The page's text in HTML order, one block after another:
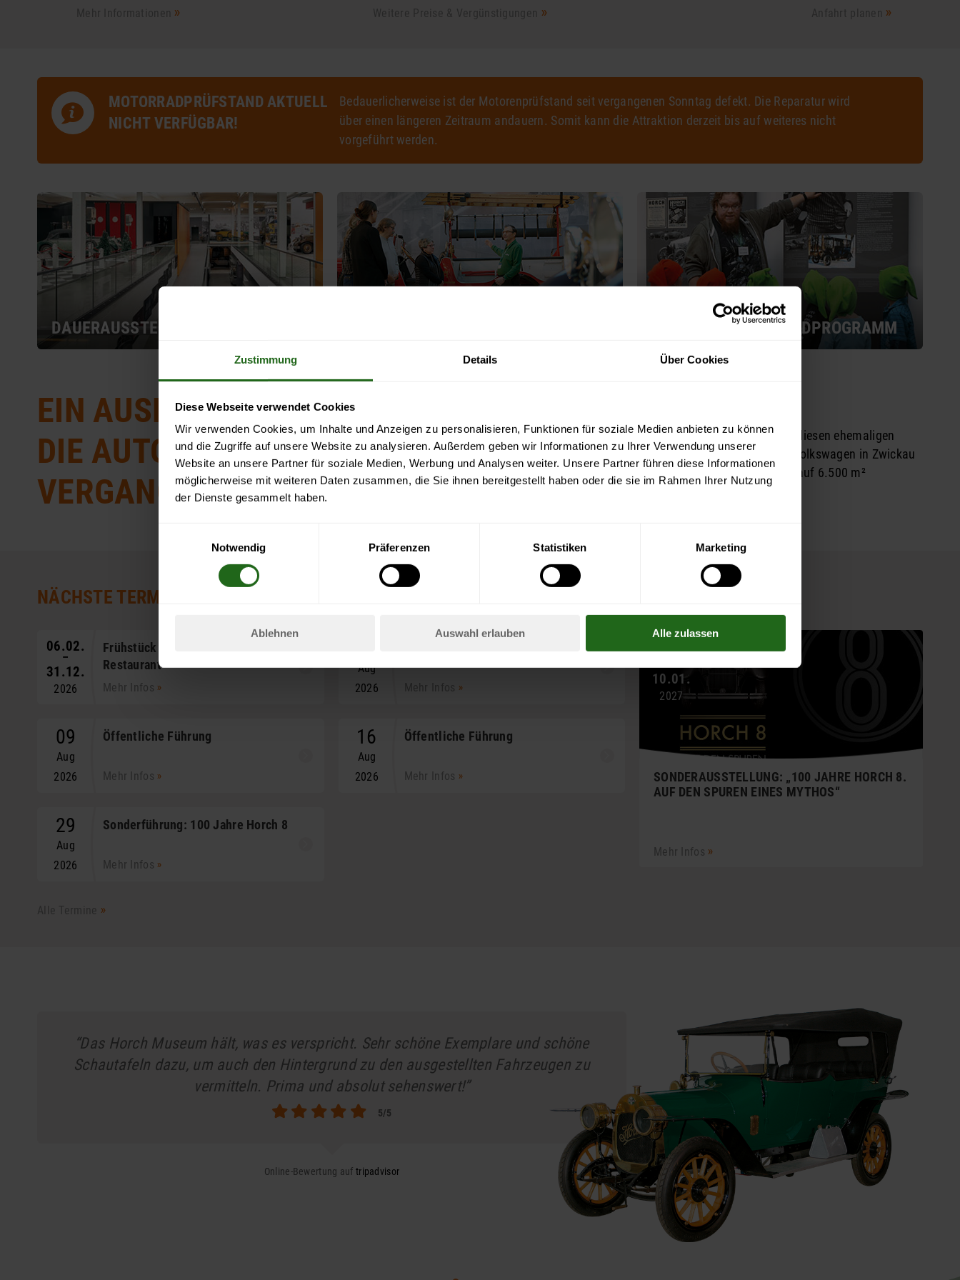
Zustimmung Details Über Cookies
Diese Webseite verwendet Cookies
Wir verwenden Cookies, um Inhalte und Anzeigen zu personalisieren, Funktionen für soziale Medien anbieten zu können
und die Zugriffe auf unsere Website zu analysieren. Außerdem geben wir Informationen zu Ihrer Verwendung unserer
Website an unsere Partner für soziale Medien, Werbung und Analysen weiter. Unsere Partner führen diese Informationen
möglicherweise mit weiteren Daten zusammen, die Sie ihnen bereitgestellt haben oder die sie im Rahmen Ihrer Nutzung
der Dienste gesammelt haben.
Notwendig
Präferenzen Statistiken Marketing
Ablehnen Auswahl erlauben Alle zulassen
MOTORRADPRÜFSTAND AKTUELL
NICHT VERFÜGBAR!
Bedauerlicherweise ist der Motorenprüfstand seit vergangenen Sonntag defekt. Die Reparatur wird
über einen längeren Zeitraum andauern. Somit kann die Attraktion derzeit bis auf weiteres nicht
vorgeführt werden.
DAUERAUSSTELLUNG KINDER- UND JUGENDPROGRAMM
EIN AUSFLUG IN
DIE AUTOMOBILE
VERGANGENHEIT
ERLEBEN SIE GESCHICHTE AM ENTSTEHUNGSORT!
Das August Horch Museum befindet sich an der historischen Geburtsstätte von Audi. In diesen ehemaligen
Produktionshallen wurden später auch DKW und Trabant gefertigt. Heutzutage rollt der Volkswagen in Zwickau
vom Band. Entdecken Sie die Geschichte von über 120 Jahren Zwickauer Automobilbau auf 6.500 m²
Ausstellungsfläche und lassen Sie sich von den brillanten Kulissen begeistern!
NÄCHSTE TERMINE
06.02.
–
31.12.
2026
Frühstück im August Horch
Restaurant
Mehr Infos
Aug
2026
Sonderführung: 100 Jahre Horch 8
09
Aug
2026
Öffentliche Führung
Mehr Infos
16
Aug
2026
Öffentliche Führung
Mehr Infos
29
Aug
2026
Sonderführung: 100 Jahre Horch 8
Mehr Infos
06.02.
–
10.01.
2027
SONDERAUSSTELLUNG: „100 JAHRE HORCH 8.
AUF DEN SPUREN EINES MYTHOS“
Mehr Infos
“Das Horch Museum hält, was es verspricht. Sehr schöne Exemplare und schöne
Schautafeln dazu, um auch den Hintergrund zu den ausgestellten Fahrzeugen zu
vermitteln. Prima und absolut sehenswert!”
5/5
Online-Bewertung auf tripadvisor